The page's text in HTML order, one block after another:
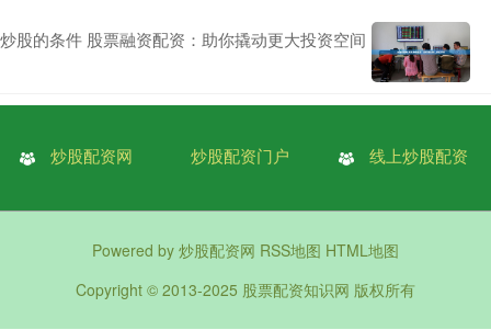
炒股的条件 股票融资配资：助你撬动更大投资空间
炒股配资网 炒股配资门户 线上炒股配资
Powered by 炒股配资网 RSS地图 HTML地图
Copyright © 2013-2025 股票配资知识网 版权所有